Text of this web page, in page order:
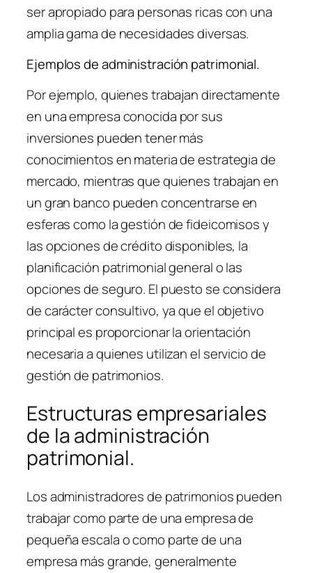
ser apropiado para personas ricas con una
amplia gama de necesidades diversas.
Ejemplos de administración patrimonial.
Por ejemplo, quienes trabajan directamente
en una empresa conocida por sus
inversiones pueden tener más
conocimientos en materia de estrategia de
mercado, mientras que quienes trabajan en
un gran banco pueden concentrarse en
esferas como la gestión de fideicomisos y
las opciones de crédito disponibles, la
planificación patrimonial general o las
opciones de seguro. El puesto se considera
de carácter consultivo, ya que el objetivo
principal es proporcionar la orientación
necesaria a quienes utilizan el servicio de
gestión de patrimonios.
Estructuras empresariales
de la administración
patrimonial.
Los administradores de patrimonios pueden
trabajar como parte de una empresa de
pequeña escala o como parte de una
empresa más grande, generalmente